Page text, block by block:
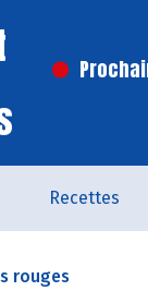
Recettes
rouges